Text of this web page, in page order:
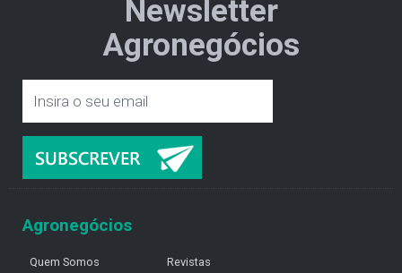
Newsletter
Agronegócios
Agronegócios
Quem Somos Revistas